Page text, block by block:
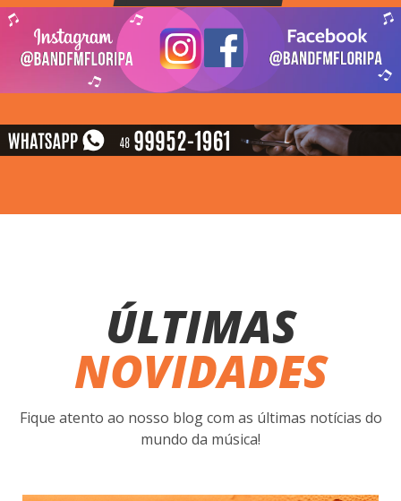
ÚLTIMAS
NOVIDADES
Fique atento ao nosso blog com as últimas notícias do
mundo da música!